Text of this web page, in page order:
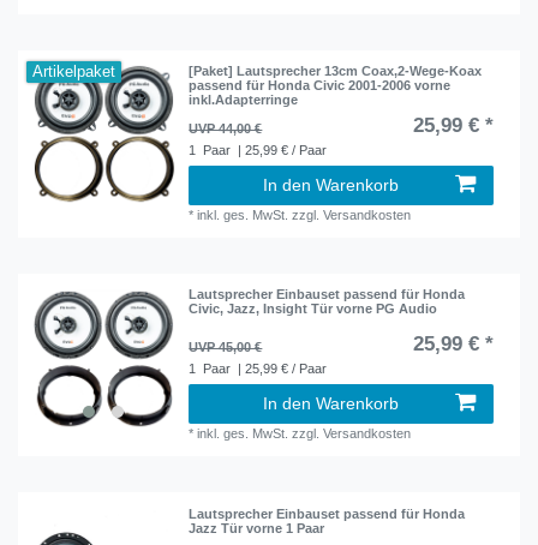
Artikelpaket
[Paket] Lautsprecher 13cm Coax,2-Wege-Koax
passend für Honda Civic 2001-2006 vorne
inkl.Adapterringe
UVP 44,00 €
25,99 € *
1 Paar | 25,99 € / Paar
In den Warenkorb
*inkl. ges. MwSt. zzgl.Versandkosten
Lautsprecher Einbauset passend für Honda
Civic, Jazz, Insight Tür vorne PG Audio
UVP 45,00 € 25,99 € *
1 Paar | 25,99 € / Paar
In den Warenkorb
*inkl. ges. MwSt. zzgl.Versandkosten
Lautsprecher Einbauset passend für Honda
Jazz Tür vorne 1 Paar